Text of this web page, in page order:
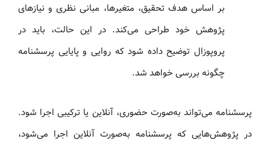
بر اساس هدف تحقیق، متغیرها، مبانی نظری و نیازهای
پژوهش خود طراحی می‌کند. در این حالت، باید در
پروپوزال توضیح داده شود که روایی و پایایی پرسشنامه
چگونه بررسی خواهد شد.
پرسشنامه می‌تواند به‌صورت حضوری، آنلاین یا ترکیبی اجرا شود.
در پژوهش‌هایی که پرسشنامه به‌صورت آنلاین اجرا می‌شود،